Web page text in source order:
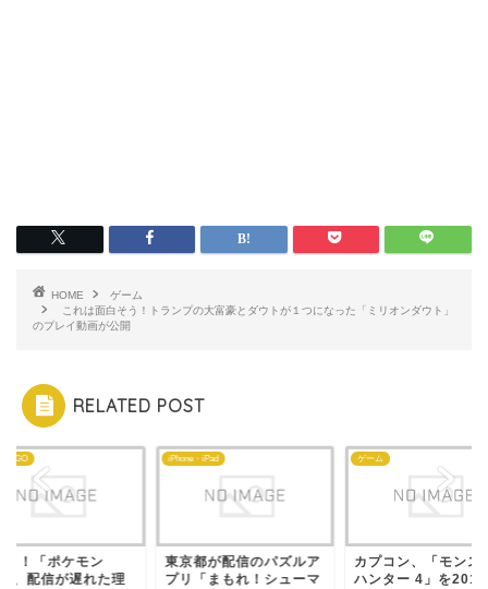
HOME
ゲーム
これは面白そう！トランプの大富豪とダウトが１つになった「ミリオンダウト」
のプレイ動画が公開
RELATED POST
ンGO
と！「ポケモン
、配信が遅れた理
iPhone・iPad
東京都が配信のパズルア
プリ「まもれ！シューマ
ゲーム
カプコン、「モンス
ハンター 4」を